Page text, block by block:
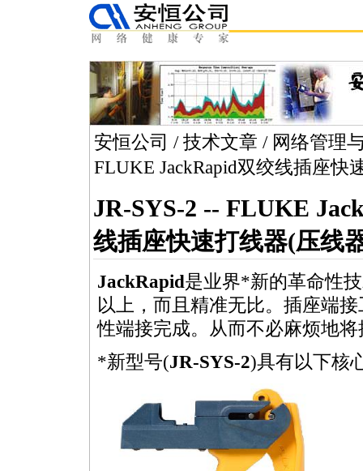
安恒公司 / 技术文章 / 网络管理
FLUKE JackRapid双绞线插座快
JR-SYS-2 -- FLUKE
线插座快速打线器(压线
JackRapid是业界*新的革命性
以上，而且精准无比。插座端
性端接完成。从而不必麻烦地
*新型号(JR-SYS-2)具有以下核